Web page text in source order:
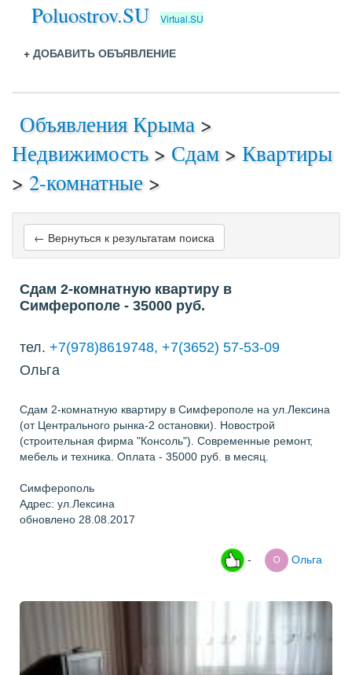
Poluostrov.SU Virtual.SU
+ ДОБАВИТЬ ОБЪЯВЛЕНИЕ
Объявления Крыма >
Недвижимость> Сдам > Квартиры
> 2-комнатные>
← Вернуться к результатам поиска
Сдам 2-комнатную квартиру в
Симферополе - 35000 руб.
тел. +7(978)8619748, +7(3652) 57-53-09
Ольга
Сдам 2-комнатную квартиру в Симферополе на ул.Лексина
(от Центрального рынка-2 остановки). Новострой
(строительная фирма "Консоль"). Современные ремонт,
мебель и техника. Оплата - 35000 руб. в месяц.
Симферополь
Адрес: ул.Лексина
обновлено 28.08.2017
- Ольга